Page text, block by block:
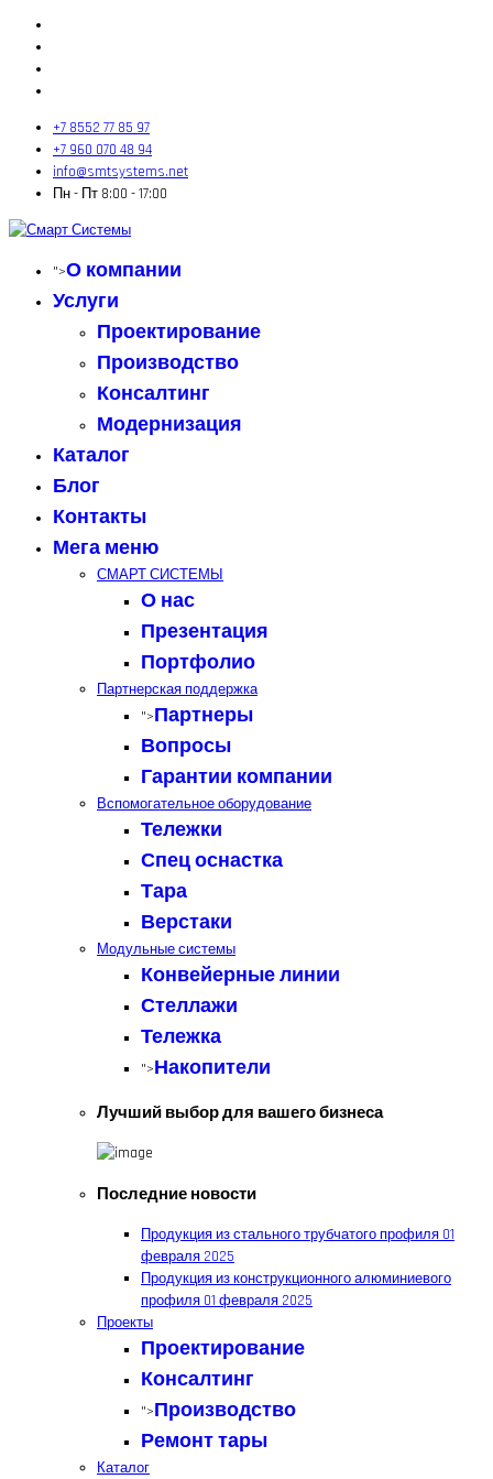
+7 8552 77 85 97
+7 960 070 48 94
info@smtsystems.net
Пн - Пт 8:00 - 17:00
">О компании
Услуги
Проектирование
Производство
Консалтинг
Модернизация
Каталог
Блог
Контакты
Мега меню
СМАРТ СИСТЕМЫ
О нас
Презентация
Портфолио
Партнерская поддержка
">Партнеры
Вопросы
Гарантии компании
Вспомогательное оборудование
Тележки
Спец оснастка
Тара
Верстаки
Модульные системы
Конвейерные линии
Стеллажи
Тележка
">Накопители
Лучший выбор для вашего бизнеса
Последние новости
Продукция из стального трубчатого профиля 01
февраля 2025
Продукция из конструкционного алюминиевого
профиля 01 февраля 2025
Проекты
Проектирование
Консалтинг
">Производство
Ремонт тары
Каталог